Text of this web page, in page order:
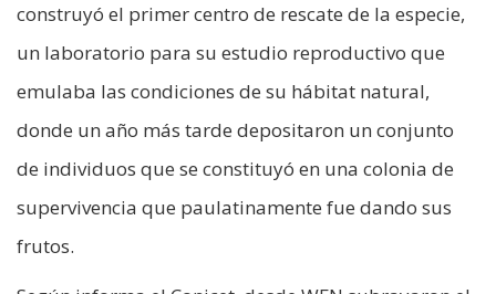
construyó el primer centro de rescate de la especie,
un laboratorio para su estudio reproductivo que
emulaba las condiciones de su hábitat natural,
donde un año más tarde depositaron un conjunto
de individuos que se constituyó en una colonia de
supervivencia que paulatinamente fue dando sus
frutos.